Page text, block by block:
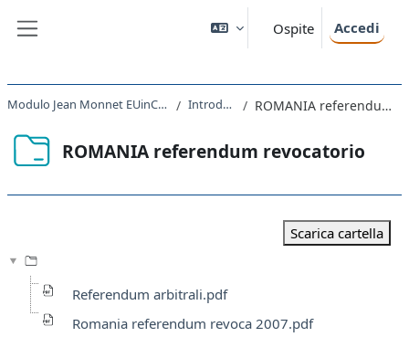
Ospite Accedi
Modulo Jean Monnet EUinCEE 2021 - 2022 Introduzione ROMANIA referendum revocatorio
ROMANIA referendum revocatorio
Scarica cartella
Referendum arbitrali.pdf
Romania referendum revoca 2007.pdf